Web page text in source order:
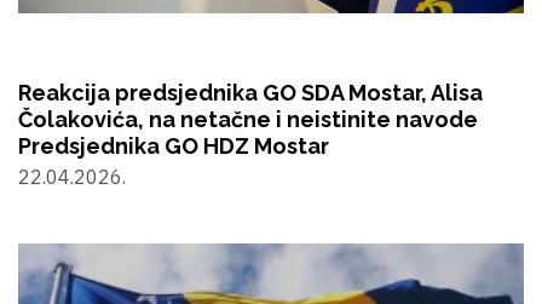
Reakcija predsjednika GO SDA Mostar, Alisa
Čolakovića, na netačne i neistinite navode
Predsjednika GO HDZ Mostar
22.04.2026.